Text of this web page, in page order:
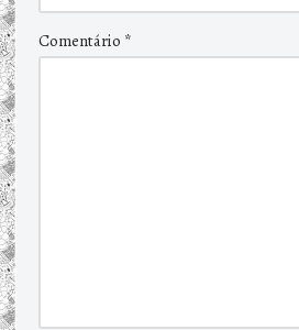
Comentário *